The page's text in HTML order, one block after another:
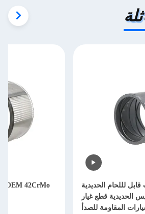
قابل لللحام الحديدية
الحديدية قطع غيار
المقاومة للصدأ